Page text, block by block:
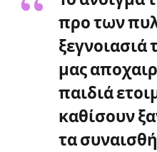
προ των
ξεγνοιασιά
μας
παιδιά
καθίσουν
τα